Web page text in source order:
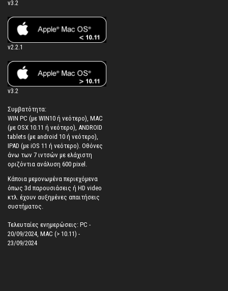
v3.2
v2.2.1
v3.2
Συμβατότητα:
WIN PC (με WIN10 ή νεότερο), MAC
(με OSX 10.11 ή νεότερο), ANDROID
tablets (με android 10 ή νεότερο),
IPAD (με iOS 11 ή νεότερο). Oθόνες
άνω των 7 ιντσών με ελάχιστη
οριζόντια ανάλυση 600 pixel.
Κάποια μεμονωμένα περιεχόμενα
όπως 3d παρουσιάσεις ή HD video
κτλ. έχουν αυξημένες απαιτήσεις
συστήματος.
Τελευταίες ενημερώσεις: PC -
20/09/2024, MAC (> 10.11) -
23/09/2024